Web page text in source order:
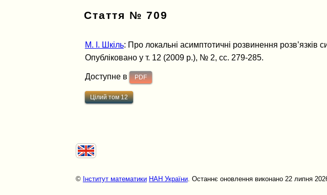
Стаття № 709
М. І. Шкіль: Про локальні асимптотичні розвинення
Опубліковано у т. 12 (2009 р.), № 2, сс. 279-285.
Доступне в PDF
Цілий том 12
© Інститут математики НАН України. Останнє оновлення виконано 22 липня